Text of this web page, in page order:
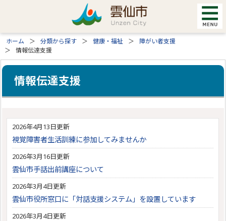
ホーム 分類から探す 健康・福祉
障がい者支援
情報伝達支援
情報伝達支援
2026年4月13日更新
視覚障害者生活訓練に参加してみませんか
2026年3月16日更新
雲仙市手話出前講座について
2026年3月4日更新
雲仙市役所窓口に「対話支援システム」を設置しています
2026年3月4日更新